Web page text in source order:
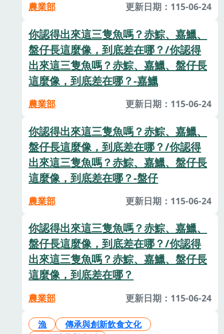
農業部 更新日期：115-06-24
你認得出來這三隻魚嗎？赤鯮、嘉鱲、
盤仔長這麼像，到底差在哪？/你認得
出來這三隻魚嗎？赤鯮、嘉鱲、盤仔長
這麼像，到底差在哪？-嘉鱲
農業部 更新日期：115-06-24
你認得出來這三隻魚嗎？赤鯮、嘉鱲、
盤仔長這麼像，到底差在哪？/你認得
出來這三隻魚嗎？赤鯮、嘉鱲、盤仔長
這麼像，到底差在哪？-盤仔
農業部 更新日期：115-06-24
你認得出來這三隻魚嗎？赤鯮、嘉鱲、
盤仔長這麼像，到底差在哪？/你認得
出來這三隻魚嗎？赤鯮、嘉鱲、盤仔長
這麼像，到底差在哪？
農業部 更新日期：115-06-24
漁
傳承與創新飲食文化